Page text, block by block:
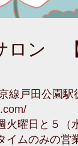
ロン
線戸田公園
火曜日と５（
イムのみの営